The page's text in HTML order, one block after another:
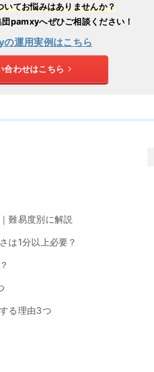
てお悩みはありませんか？
pamxyへぜひご相談ください！
運用実例はこちら
合わせはこちら
難易度別に解説
は1分以上必要？
る理由3つ